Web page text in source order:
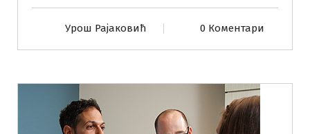
Урош Рајаковић 0 Коментари